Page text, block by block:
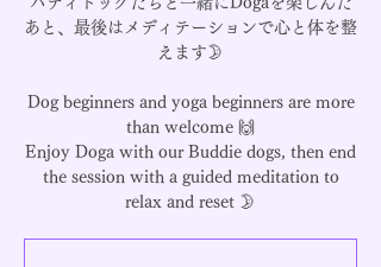
あと、最後はメディテーションで心と体を整
えます🌛
Dog beginners and yoga beginners are more
than welcome 🙌
Enjoy Doga with our Buddie dogs, then end
the session with a guided meditation to
relax and reset 🌛